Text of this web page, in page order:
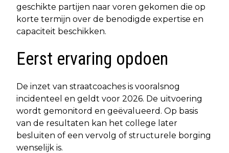
geschikte partijen naar voren gekomen die op
korte termijn over de benodigde expertise en
capaciteit beschikken.
Eerst ervaring opdoen
De inzet van straatcoaches is vooralsnog
incidenteel en geldt voor 2026. De uitvoering
wordt gemonitord en geëvalueerd. Op basis
van de resultaten kan het college later
besluiten of een vervolg of structurele borging
wenselijk is.